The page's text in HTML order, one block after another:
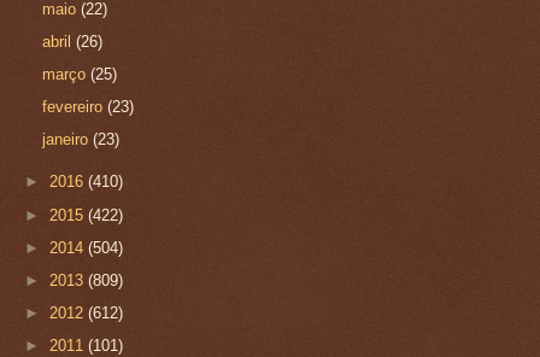
maio(22)
abril(26)
março(25)
fevereiro(23)
janeiro(23)
► 2016 (410)
► 2015 (422)
► 2014 (504)
► 2013 (809)
► 2012 (612)
► 2011 (101)